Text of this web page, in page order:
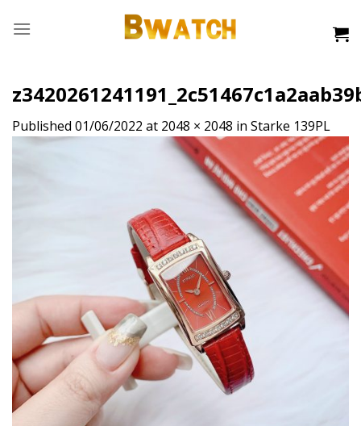
Published 01/06/2022 at 2048 × 2048 in Starke 139PL